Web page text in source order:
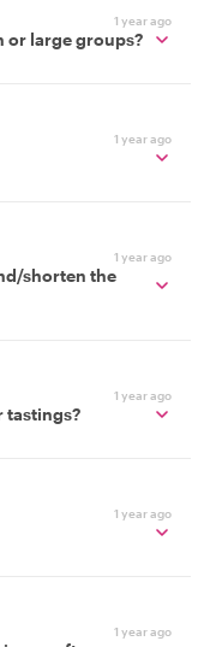
1 year ago
or large groups?
1 year ago
1 year ago
shorten the
1 year ago
tastings?
1 year ago
1 year ago